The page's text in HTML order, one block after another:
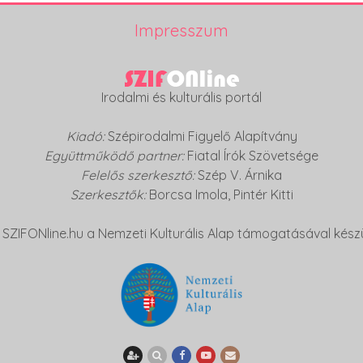
Impresszum
Irodalmi és kulturális portál
Kiadó:Szépirodalmi Figyelő Alapítvány
Együttműködő partner:Fiatal Írók Szövetsége
Felelős szerkesztő:Szép V. Árnika
Szerkesztők: Borcsa Imola Pintér Kitti
SZIFONline.hu a Nemzeti Kulturális Alap támogatásával